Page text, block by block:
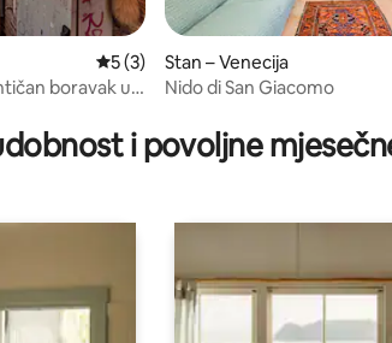
Prosječna ocjena: 5/5, recenzija: 3
5 (3)
boravak u
Stan – Venecija
Nido di San Giacomo
i povoljne